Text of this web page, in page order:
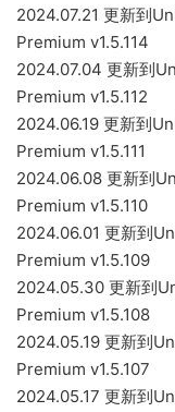
2024.07.21 更新到
Premium v1.5.114
2024.07.04 更新到
Premium v1.5.112
2024.06.19 更新到
Premium v1.5.111
2024.06.08 更新到
Premium v1.5.110
2024.06.01 更新到
Premium v1.5.109
2024.05.30 更新到
Premium v1.5.108
2024.05.19 更新到
Premium v1.5.107
2024.05.17 更新到